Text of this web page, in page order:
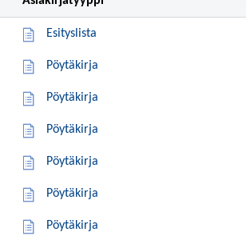
Esityslista
Pöytäkirja
Pöytäkirja
Pöytäkirja
Pöytäkirja
Pöytäkirja
Pöytäkirja